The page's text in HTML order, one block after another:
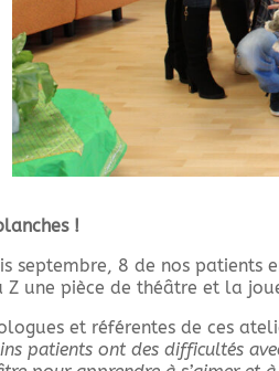
!
septembre, 8 de nos
Z une pièce de théâtre et la
et référentes de ces
patients ont des difficultés